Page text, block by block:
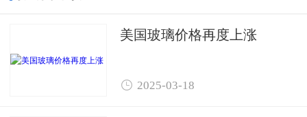
美国玻璃价格再度上涨
 2025-03-18